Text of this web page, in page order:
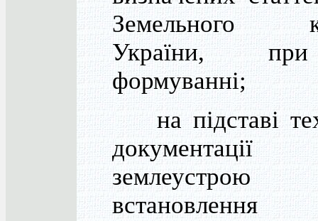
Земельного
України,
формуванні;
на підставі
землеустрою
встановлення